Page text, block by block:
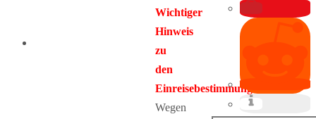
Wichtiger
Hinweis
zu
den
Einreisebestimmungen:
Wegen